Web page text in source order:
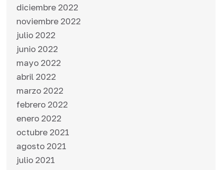
diciembre 2022
noviembre 2022
julio 2022
junio 2022
mayo 2022
abril 2022
marzo 2022
febrero 2022
enero 2022
octubre 2021
agosto 2021
julio 2021